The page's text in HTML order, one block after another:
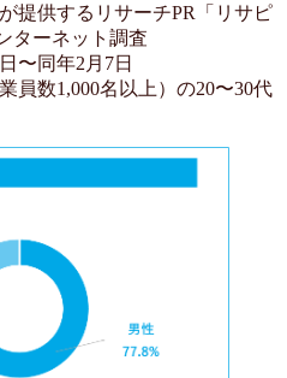
提供するリサーチPR「リサピ
ターネット調査
〜同年2月7日
員数1,000名以上）の20〜30代